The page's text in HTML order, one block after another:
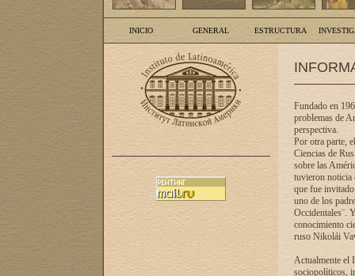
INICIO GENERAL ESTRUCTURA
Fundado en
problemas de
perspectiva.
Por otra parte,
Ciencias de
sobre las
tuvieron noticia
que fue
uno de los
Occidentales¨.
conocimiento
ruso Nikolái
Actualmente el
sociopolíticos,